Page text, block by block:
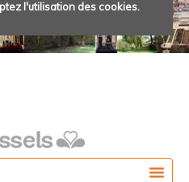
l'utilisation des cookies.